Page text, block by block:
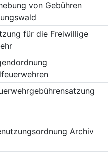
von Gebühren
für die Freiwillige
Archiv